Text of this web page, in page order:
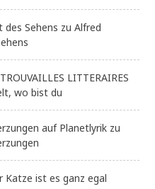
des Sehens zuAlfred
LITTERAIRES
wo bist du
auf Planetlyrik zu
Katze ist es ganz egal